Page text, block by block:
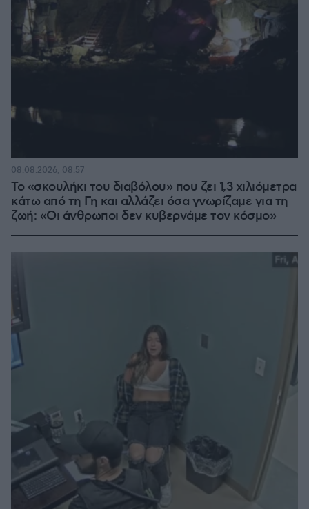
Το «σκουλήκι του διαβόλου» που ζει 1,3 χιλιόμετρα
κάτω από τη Γη και αλλάζει όσα γνωρίζαμε για τη
ζωή: «Οι άνθρωποι δεν κυβερνάμε τον κόσμο»
08.08.2026, 08:57